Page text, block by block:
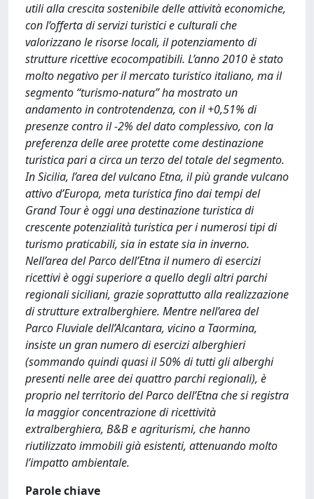
utili alla crescita sostenibile delle attività economiche,
con l’offerta di servizi turistici e culturali che
valorizzano le risorse locali, il potenziamento di
strutture ricettive ecocompatibili. L’anno 2010 è stato
molto negativo per il mercato turistico italiano, ma il
segmento “turismo-natura” ha mostrato un
andamento in controtendenza, con il +0,51% di
presenze contro il -2% del dato complessivo, con la
preferenza delle aree protette come destinazione
turistica pari a circa un terzo del totale del segmento.
In Sicilia, l’area del vulcano Etna, il più grande vulcano
attivo d’Europa, meta turistica fino dai tempi del
Grand Tour è oggi una destinazione turistica di
crescente potenzialità turistica per i numerosi tipi di
turismo praticabili, sia in estate sia in inverno.
Nell’area del Parco dell’Etna il numero di esercizi
ricettivi è oggi superiore a quello degli altri parchi
regionali siciliani, grazie soprattutto alla realizzazione
di strutture extralberghiere. Mentre nell’area del
Parco Fluviale dell’Alcantara, vicino a Taormina,
insiste un gran numero di esercizi alberghieri
(sommando quindi quasi il 50% di tutti gli alberghi
presenti nelle aree dei quattro parchi regionali), è
proprio nel territorio del Parco dell’Etna che si registra
la maggior concentrazione di ricettività
extralberghiera, B&B e agriturismi, che hanno
riutilizzato immobili già esistenti, attenuando molto
l’impatto ambientale.
Parole chiave